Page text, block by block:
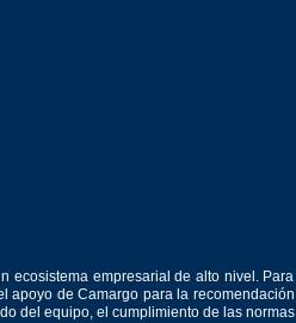
ecosistema empresarial de alto nivel. Para
apoyo de Camargo para la recomendación
del equipo, el cumplimiento de las normas